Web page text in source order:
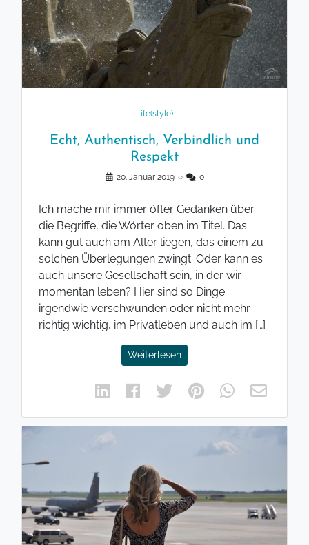
Life(style)
Echt, Authentisch, Verbindlich und
Respekt
20. Januar 2019 ◌ 0
Ich mache mir immer öfter Gedanken über
die Begriffe, die Wörter oben im Titel. Das
kann gut auch am Alter liegen, das einem zu
solchen Überlegungen zwingt. Oder kann es
auch unsere Gesellschaft sein, in der wir
momentan leben? Hier sind so Dinge
irgendwie verschwunden oder nicht mehr
richtig wichtig, im Privatleben und auch im […]
Weiterlesen